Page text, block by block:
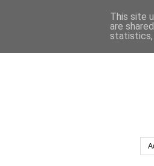
This site
are
statistics,